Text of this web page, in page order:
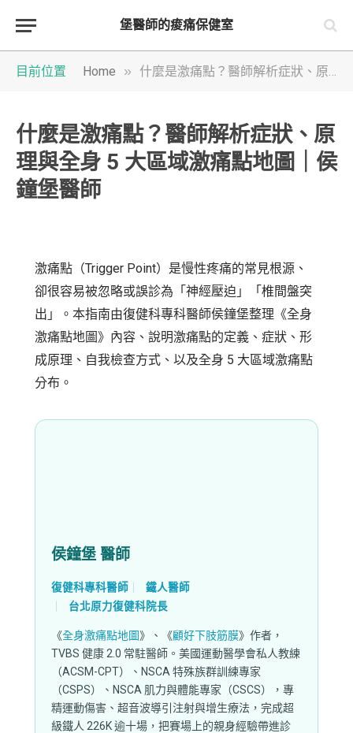
堡醫師的痠痛保健室
目前位置 Home » 什麼是激痛點？醫師解析症狀、原理與全身 5 大區域激痛點地圖｜侯鐘堡醫師
什麼是激痛點？醫師解析症狀、原
理與全身 5 大區域激痛點地圖｜侯
鐘堡醫師
激痛點（Trigger Point）是慢性疼痛的常見根源、
卻很容易被忽略或誤診為「神經壓迫」「椎間盤突
出」。本指南由復健科專科醫師侯鐘堡整理《全身
激痛點地圖》內容、說明激痛點的定義、症狀、形
成原理、自我檢查方式、以及全身 5 大區域激痛點
分布。
侯鐘堡 醫師
復健科專科醫師
鐵人醫師
台北原力復健科院長
《全身激痛點地圖》、《顧好下肢筋膜》作者，
TVBS 健康 2.0 常駐醫師。美國運動醫學會私人教練
（ACSM-CPT）、NSCA 特殊族群訓練專家
（CSPS）、NSCA 肌力與體能專家（CSCS），專
精運動傷害、超音波導引注射與增生療法，完成超
級鐵人 226K 逾十場，把賽場上的親身經驗帶進診